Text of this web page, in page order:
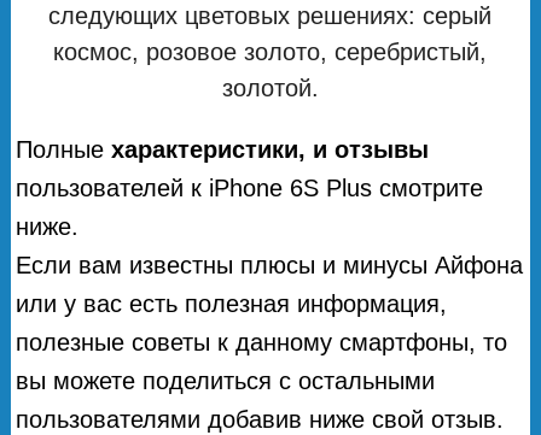
следующих цветовых решениях: серый
космос, розовое золото, серебристый,
золотой.
Полныехарактеристики, и отзывы
пользователей к iPhone 6S Plus смотрите
ниже.
Если вам известны плюсы и минусы Айфона
или у вас есть полезная информация,
полезные советы к данному смартфоны, то
вы можете поделиться с остальными
пользователями добавив ниже свой отзыв.